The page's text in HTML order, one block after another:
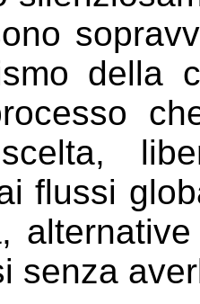
della
flussi
senza